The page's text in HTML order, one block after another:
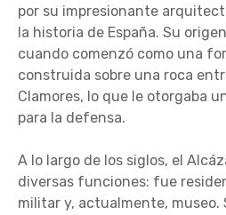
por su impresionante
la historia de España. Su
cuando comenzó como una
construida sobre una roca
Clamores, lo que le otorgaba
para la defensa.
A lo largo de los siglos, el
diversas funciones: fue
militar y, actualmente,